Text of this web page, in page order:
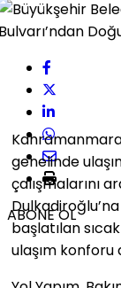
ABONE OL
genelinde
çalışmalarını
başlatılan
ulaşım konforu